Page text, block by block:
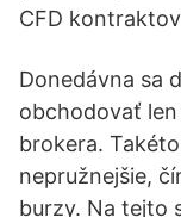
CFD
Donedávna sa
obchodovať
brokera.
nepružnejšie,
burzy. Na tejto